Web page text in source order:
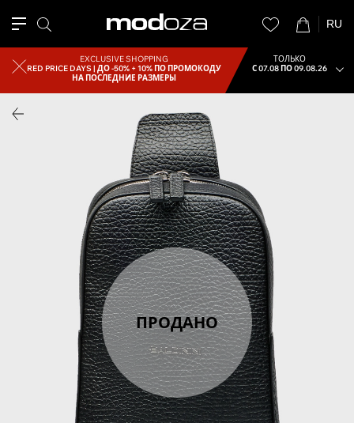
RU
EXCLUSIVE SHOPPING
RED PRICE DAYS |ДО -50% + 10% ПО ПРОМОКОДУ
НА ПОСЛЕДНИЕ РАЗМЕРЫ
ТОЛЬКО
С 07.08 ПО 09.08.26
ПРОДАНО